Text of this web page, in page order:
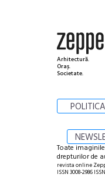
Arhitectură.
Oraș.
Societate.
Toate
drepturilor de
revista online
ISSN 3008-2986